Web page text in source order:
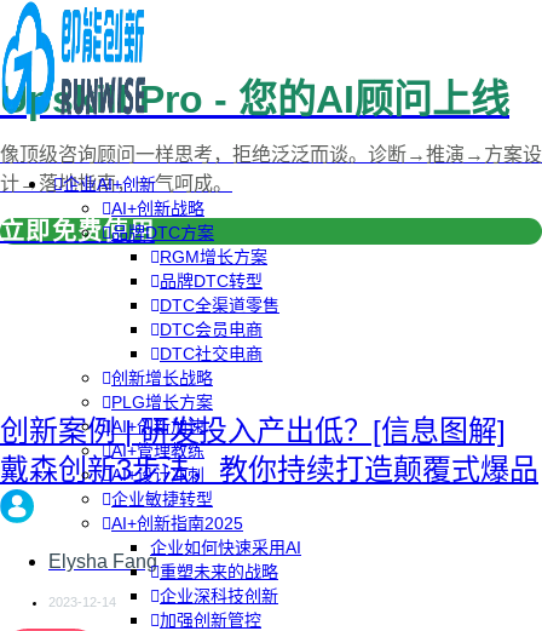
企业AI+创新
AI+创新战略
品牌DTC方案
RGM增长方案
品牌DTC转型
DTC全渠道零售
DTC会员电商
DTC社交电商
创新增长战略
PLG增长方案
AI+创新加速
AI+管理教练
AI+设计冲刺
企业敏捷转型
AI+创新指南2025
企业如何快速采用AI
重塑未来的战略
企业深科技创新
加强创新管控
Upskill Pro - 您的AI顾问上线
像顶级咨询顾问一样思考，拒绝泛泛而谈。诊断→推演→方案设
计→落地指南，一气呵成。
立即免费使用
创新案例 | 研发投入产出低？[信息图解]
戴森创新3步法，教你持续打造颠覆式爆品
Elysha Fang
2023-12-14